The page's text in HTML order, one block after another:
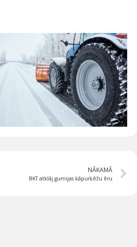
NĀKAMĀ
BKT atklāj gumijas kāpurķēžu ēru